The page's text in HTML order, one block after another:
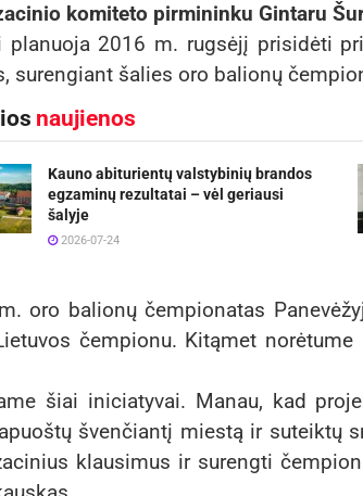
komiteto pirmininku Gintaru
planuoja 2016 m. rugsėjį prisidėti
surengiant šalies oro balionų
naujienos
Kauno abiturientų valstybinių brandos
egzaminų rezultatai – vėl geriausi
šalyje
2026-07-24
oro balionų čempionatas
čempionu. Kitąmet
šiai iniciatyvai. Manau, kad
švenčiantį miestą ir suteiktų
klausimus ir surengti